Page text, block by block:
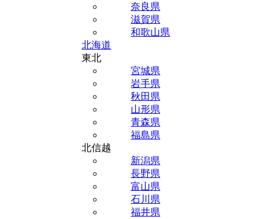
奈良県
滋賀県
和歌山県
北海道
東北
宮城県
岩手県
秋田県
山形県
青森県
福島県
北信越
新潟県
長野県
富山県
石川県
福井県